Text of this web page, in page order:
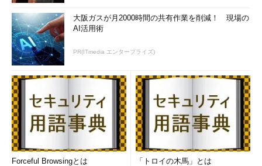
大阪ガスが月2000時間の共有作業を削減！ 現場の
AI活用術
PR(ITmedia エンタープライズ)
Forceful Browsingとは 「トロイの木馬」とは